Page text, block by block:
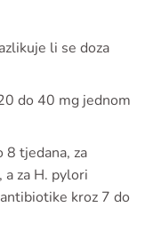
li se doza
do 40 mg jednom
8 tjedana, za
a za H. pylori
kroz 7 do